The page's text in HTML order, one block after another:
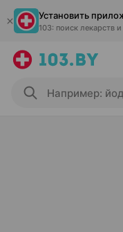
Установить
103: поиск лекарств
Например: йод